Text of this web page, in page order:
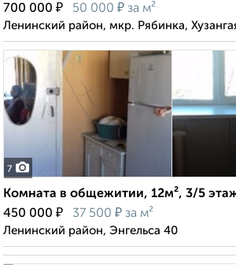
700 000 ₽ 50 000 ₽ за м²
Ленинский район, мкр. Рябинка,
7
Комната в общежитии, 12м², 3/5
450 000 ₽ 37 500 ₽ за м²
Ленинский район, Энгельса 40